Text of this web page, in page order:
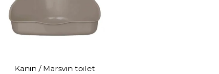
Kanin / Marsvin toilet